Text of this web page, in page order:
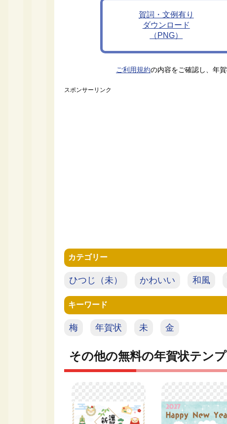
賀詞・文例有り
ダウンロード
（PNG）
ご利用規約の内容をご確認し、年
スポンサーリンク
カテゴリー
ひつじ（未） かわいい 和風
キーワード
梅 年賀状 未 金
その他の無料の年賀状テン